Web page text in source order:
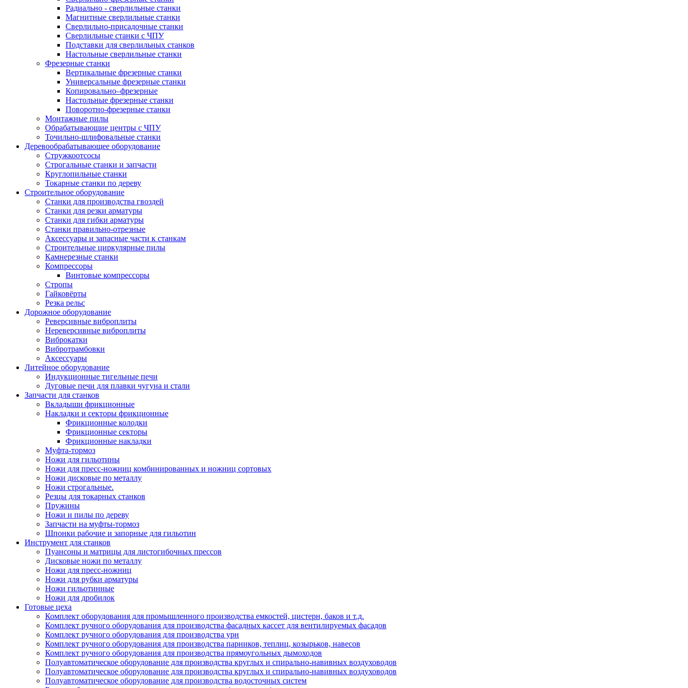
Радиально - сверлильные станки
Магнитные сверлильные станки
Сверлильно-присадочные станки
Сверлильные станки с ЧПУ
Подставки для сверлильных станков
Настольные сверлильные станки
Фрезерные станки
Вертикальные фрезерные станки
Универсальные фрезерные станки
Копировально–фрезерные
Настольные фрезерные станки
Поворотно-фрезерные станки
Монтажные пилы
Обрабатывающие центры с ЧПУ
Точильно-шлифовальные станки
Деревообрабатывающее оборудование
Стружкоотсосы
Строгальные станки и запчасти
Круглопильные станки
Токарные станки по дереву
Строительное оборудование
Станки для производства гвоздей
Станки для резки арматуры
Станки для гибки арматуры
Станки правильно-отрезные
Аксессуары и запасные части к станкам
Строительные циркулярные пилы
Камнерезные станки
Компрессоры
Винтовые компрессоры
Стропы
Гайковёрты
Резка рельс
Дорожное оборудование
Реверсивные виброплиты
Нереверсивные виброплиты
Виброкатки
Вибротрамбовки
Аксессуары
Литейное оборудование
Индукционные тигельные печи
Дуговые печи для плавки чугуна и стали
Запчасти для станков
Вкладыши фрикционные
Накладки и секторы фрикционные
Фрикционные колодки
Фрикционные секторы
Фрикционные накладки
Муфта-тормоз
Ножи для гильотины
Ножи для пресс-ножниц комбинированных и ножниц сортовых
Ножи дисковые по металлу
Ножи строгальные.
Резцы для токарных станков
Пружины
Ножи и пилы по дереву
Запчасти на муфты-тормоз
Шпонки рабочие и запорные для гильотин
Инструмент для станков
Пуансоны и матрицы для листогибочных прессов
Дисковые ножи по металлу
Ножи для пресс-ножниц
Ножи для рубки арматуры
Ножи гильотинные
Ножи для дробилок
Готовые цеха
Комплект оборудования для промышленного производства емкостей, цистерн, баков и т.д.
Комплект ручного оборудования для производства фасадных кассет для вентилируемых фасадов
Комплект ручного оборудования для производства урн
Комплект ручного оборудования для производства парников, теплиц, козырьков, навесов
Комплект ручного оборудования для производства прямоугольных дымоходов
Полуавтоматическое оборудование для производства круглых и спирально-навивных воздуховодов
Полуавтоматическое оборудование для производства круглых и спирально-навивных воздуховодов
Полуавтоматическое оборудование для производства водосточных систем